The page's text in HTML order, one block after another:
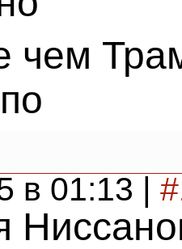
чем
в 01:13 |